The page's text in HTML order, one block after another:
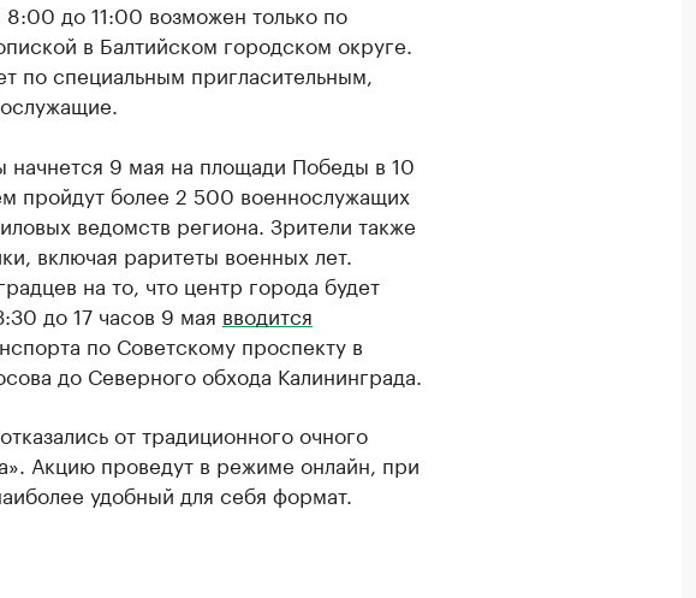
8:00 до 11:00 возможен только по
в Балтийском городском округе.
по специальным пригласительным,
начнется 9 мая на площади Победы в 10
пройдут более 2 500 военнослужащих
ведомств региона. Зрители также
включая раритеты военных лет.
на то, что центр города будет
до 17 часов 9 мая вводится
по Советскому проспекту в
до Северного обхода Калининграда.
от традиционного очного
Акцию проведут в режиме онлайн, при
удобный для себя формат.